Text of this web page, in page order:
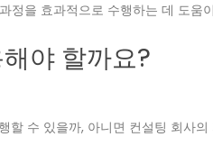
정을 효과적으로 수행하는 데 도움
야 할까요?
할 수 있을까, 아니면 컨설팅 회사